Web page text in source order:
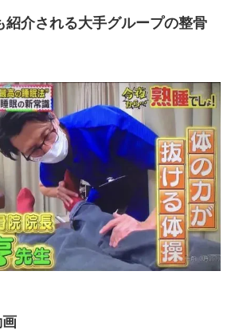
紹介される大手グループの整骨